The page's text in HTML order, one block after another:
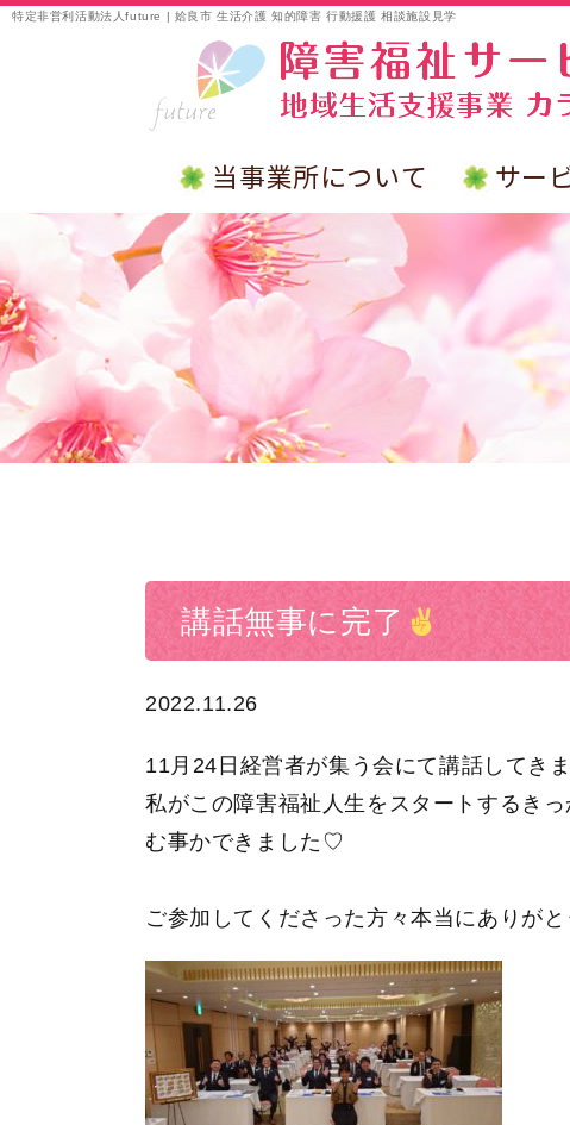
特定非営利活動法人future | 姶良市 生活介護 知的障害 行動援護 相談施設見学
当事業所について サー
講話無事に完了
2022.11.26
11月24日経営者が集う会にて講話してきま
私がこの障害福祉人生をスタートするき
む事かできました♡
ご参加してくださった方々本当にありが